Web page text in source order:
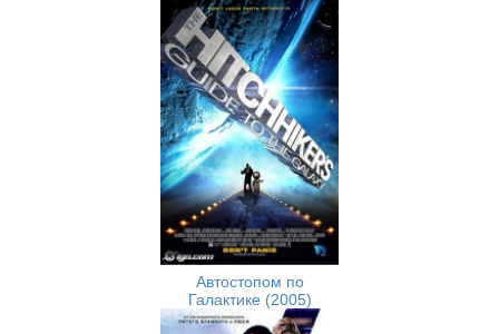
Автостопом по
Галактике (2005)